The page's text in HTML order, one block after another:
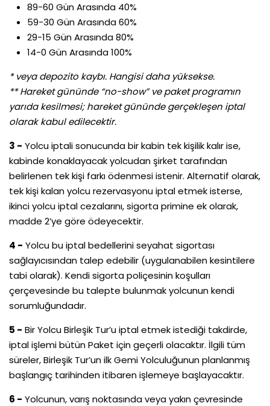
89-60 Gün Arasında 40%
59-30 Gün Arasında 60%
29-15 Gün Arasında 80%
14-0 Gün Arasında 100%
* veya depozito kaybı. Hangisi daha yüksekse.
** Hareket gününde “no-show” ve paket programın
yarıda kesilmesi; hareket gününde gerçekleşen iptal
olarak kabul edilecektir.
3 - Yolcu iptali sonucunda bir kabin tek kişilik kalır ise,
kabinde konaklayacak yolcudan şirket tarafından
belirlenen tek kişi farkı ödenmesi istenir. Alternatif olarak,
tek kişi kalan yolcu rezervasyonu iptal etmek isterse,
ikinci yolcu iptal cezalarını, sigorta primine ek olarak,
madde 2’ye göre ödeyecektir.
4 - Yolcu bu iptal bedellerini seyahat sigortası
sağlayıcısından talep edebilir (uygulanabilen kesintilere
tabi olarak). Kendi sigorta poliçesinin koşulları
çerçevesinde bu talepte bulunmak yolcunun kendi
sorumluğundadır.
5 - Bir Yolcu Birleşik Tur’u iptal etmek istediği takdirde,
iptal işlemi bütün Paket için geçerli olacaktır. İlgili tüm
süreler, Birleşik Tur’un ilk Gemi Yolculuğunun planlanmış
başlangıç tarihinden itibaren işlemeye başlayacaktır.
6 - Yolcunun, varış noktasında veya yakın çevresinde